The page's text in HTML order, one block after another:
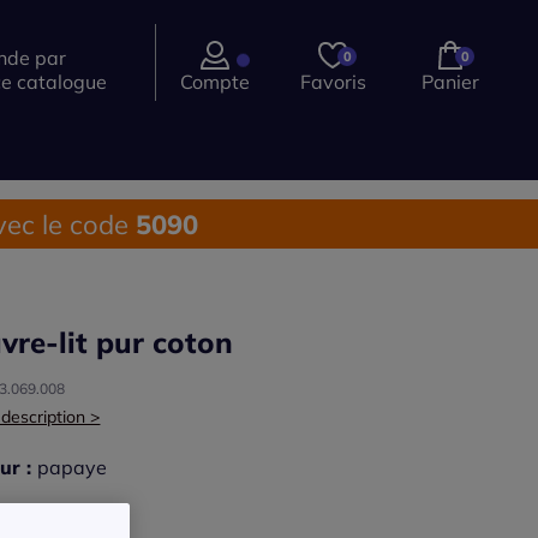
par
catalogue
Compte
0
Favoris
0
Panier
le code 5090
lit pur coton
>
: papaye
une couleur :